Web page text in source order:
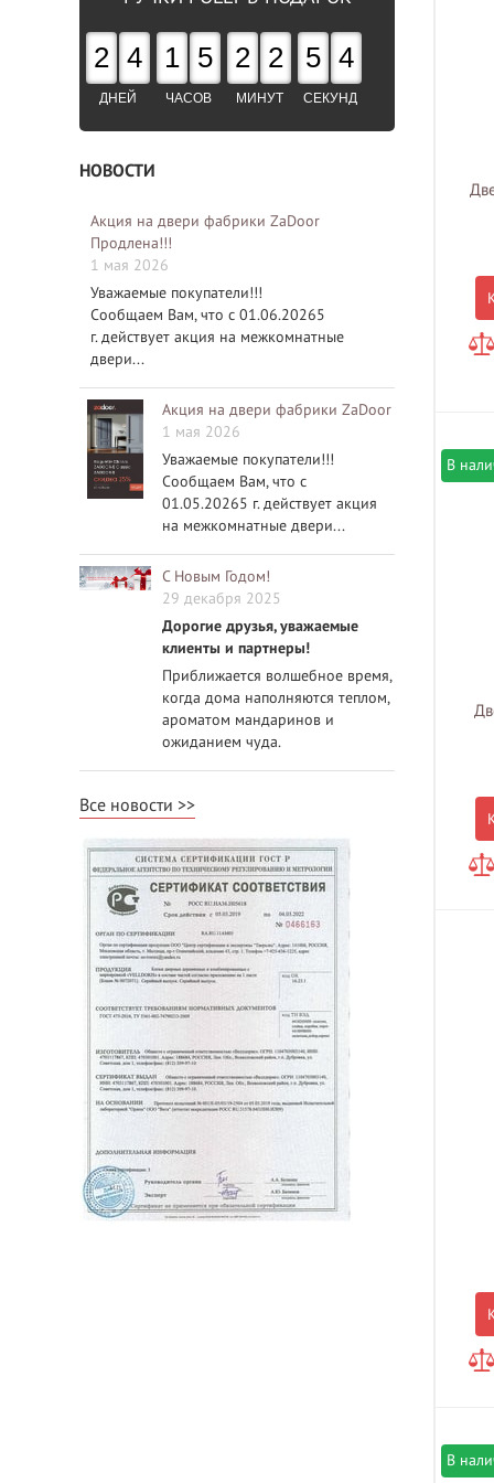
2 4
ДНЕЙ
1 5
ЧАСОВ
2 2
МИНУТ
5 3
СЕКУНД
НОВОСТИ
Акция на двери фабрики ZaDoor
Продлена!!!
1 мая 2026
Уважаемые покупатели!!!
Сообщаем Вам, что с 01.06.20265
г. действует акция на межкомнатные
двери...
Акция на двери фабрики ZaDoor
1 мая 2026
Уважаемые покупатели!!!
Сообщаем Вам, что с
01.05.20265 г. действует акция
на межкомнатные двери...
С Новым Годом!
29 декабря 2025
Дорогие друзья, уважаемые
клиенты и партнеры!
Приближается волшебное время,
когда дома наполняются теплом,
ароматом мандаринов и
ожиданием чуда.
Все новости
В
В